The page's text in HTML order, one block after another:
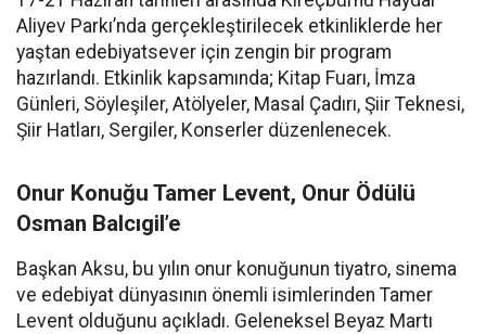
Aliyev Parkı’nda gerçekleştirilecek etkinliklerde her
yaştan edebiyatsever için zengin bir program
hazırlandı. Etkinlik kapsamında; Kitap Fuarı, İmza
Günleri, Söyleşiler, Atölyeler, Masal Çadırı, Şiir Teknesi,
Şiir Hatları, Sergiler, Konserler düzenlenecek.
Onur Konuğu Tamer Levent, Onur Ödülü
Osman Balcıgil’e
Başkan Aksu, bu yılın onur konuğunun tiyatro, sinema
ve edebiyat dünyasının önemli isimlerinden Tamer
Levent olduğunu açıkladı. Geleneksel Beyaz Martı